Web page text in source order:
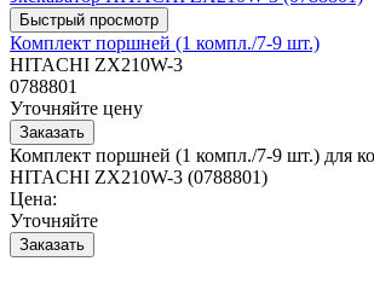
Комплект поршней (1 компл./7-9 шт.)
HITACHI ZX210W-3
0788801
Уточняйте цену
Комплект поршней (1 компл./7-9 шт.) для
HITACHI ZX210W-3 (0788801)
Цена:
Уточняйте